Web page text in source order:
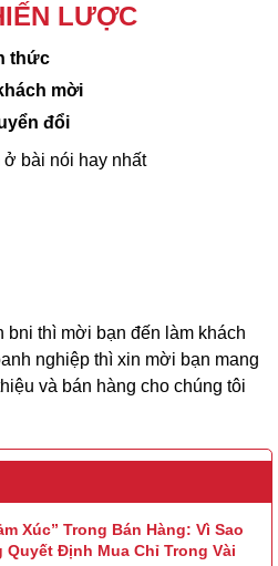
LƯỢC
thức
mời
đổi
bài nói hay nhất
bni thì mời bạn đến làm khách
nghiệp thì xin mời bạn mang
và bán hàng cho chúng tôi
Xúc” Trong Bán Hàng: Vì Sao
Quyết Định Mua Chỉ Trong Vài